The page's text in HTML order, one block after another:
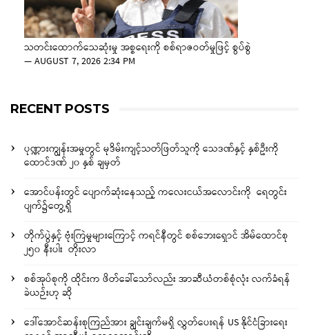
သတင်းထောက်သေဆုံးမှု အစ္စရေးကို စစ်ရာဇဝတ်မှုဖြင့် စွပ်စွဲ
—AUGUST 7, 2026 2:34 PM
RECENT POSTS
ပုဏ္ဏားကျွန်းအမှုတွင် မုဒိမ်းကျင့်သတ်ဖြတ်သူကို သေဒဏ်နှင့် နှစ်ဦးကို
ထောင်ဒဏ် ၂၀ နှစ် ချမှတ်
အောင်ပန်းတွင် ပျောက်ဆုံးနေသည့် ကလေးငယ်အလောင်းကို ရေတွင်း
ပျက်၌တွေ့ရှိ
တိုက်ပွဲနှင့် ဗုံးကြဲမှုများကြောင့် ကရင်နီတွင် စစ်ဘေးရှောင် အိမ်ထောင်စု
၂၅၀ နီးပါး တိုးလာ
စစ်အုပ်စုကို ထိုင်းက ဖိတ်ခေါ်သော်လည်း အာဆီယံတစ်စုံလုံး လက်ခံရန်
ခဲယဉ်းဟု ဆို
ဒေါ်အောင်ဆန်းစုကြည်အား ချွင်းချက်မရှိ လွှတ်ပေးရန် US နိုင်ငံခြားရေး